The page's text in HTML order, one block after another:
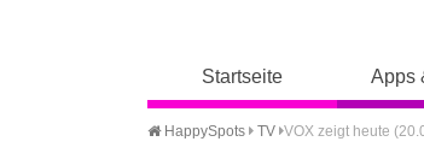
Startseite Apps
HappySpots TV VOX zeigt heute